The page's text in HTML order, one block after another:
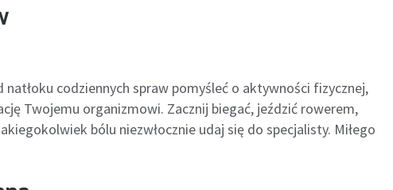
codziennych spraw pomyśleć o aktywności fizycznej,
Twojemu organizmowi. Zacznij biegać, jeździć rowerem,
bólu niezwłocznie udaj się do specjalisty. Miłego